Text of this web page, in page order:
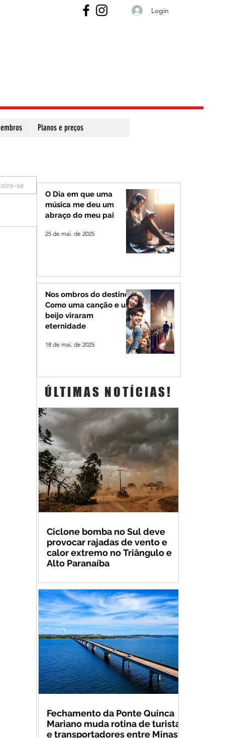
Login
Planos e preços
se
O Dia em que uma
música me deu um
abraço do meu pai
25 de mai. de 2025
Nos ombros do destino:
Como uma canção e um
beijo viraram
eternidade
18 de mai. de 2025
ÚLTIMAS NOTÍCIAS!
Ciclone bomba no Sul deve
provocar rajadas de vento e
calor extremo no Triângulo e
Alto Paranaíba
Fechamento da Ponte Quinca
Mariano muda rotina de turistas
e transportadores entre Minas e